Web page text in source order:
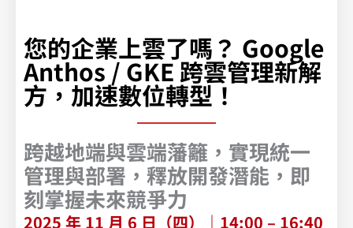
您的企業上雲了嗎？ Google
Anthos / GKE 跨雲管理新解
方，加速數位轉型！
跨越地端與雲端藩籬，實現統一
管理與部署，釋放開發潛能，即
刻掌握未來競爭力
2025 年 11 月 6 日（四）｜14:00 – 16:40